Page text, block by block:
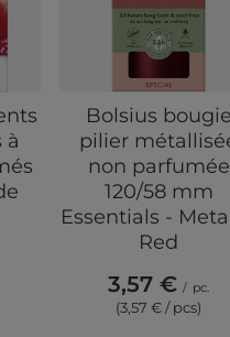
à
Bolsius bougie
pilier
non parfumée
120/58 mm
Essentials -
Red
3,57 € / pc.
(3,57 € / pcs)